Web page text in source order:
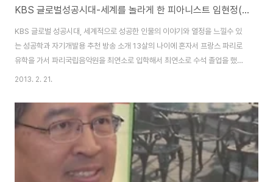
KBS 글로벌성공시대-세계를 놀라게 한 피아니스트 임현정(HJ Lim)의 열정과 노력을 보여준 방송 (한국인 최초 빌보드 클래식 차트 1위)
KBS 글로벌 성공시대, 세계적으로 성공한 인물의 이야기와 열정을 느낄수 있
는 성공학과 자기개발용 추천 방송 소개 13살의 나이에 혼자서 프랑스 파리로
유학을 가서 파리국립음악원을 최연소로 입학해서 최연소로 수석 졸업을 했고,
세계대회의 수상경력은 소개가 없었는데, 암튼 대단한 열정과 노력, 신념을 가
젊은분인듯해서 나이를 찾아보니 1986년생으로 아직도 20대 미혼인데 실력
은 장난이 아닌듯 합니다. 그녀가 세계적으로 유명하게 된것은 유투브에 올라
온 림스키 코르사코프의 왕벌의 비행를 엄청나게 빠른 속도로 쳐내서 대중에게
큰 인기를 얻었다고 합니다. 위가 실제 공연 동영상인데 2분이 안되는 짧은 시
간이지만, 엄청난데... 다른 연주자에..
2013. 2. 21.